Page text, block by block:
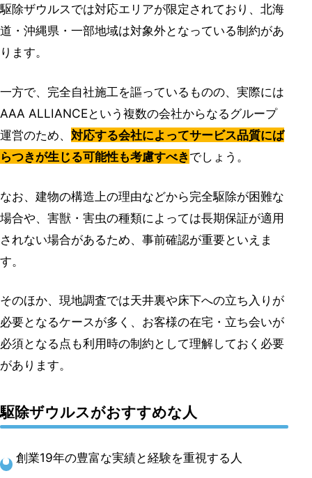
駆除ザウルスでは対応エリアが限定されており、北海
道・沖縄県・一部地域は対象外となっている制約があ
ります。
一方で、完全自社施工を謳っているものの、実際には
AAA ALLIANCEという複数の会社からなるグループ
運営のため、 対応する会社によってサービス品質にば
らつきが生じる可能性も考慮すべきでしょう。
なお、建物の構造上の理由などから完全駆除が困難な
場合や、害獣・害虫の種類によっては長期保証が適用
されない場合があるため、事前確認が重要といえま
す。
そのほか、現地調査では天井裏や床下への立ち入りが
必要となるケースが多く、お客様の在宅・立ち会いが
必須となる点も利用時の制約として理解しておく必要
があります。
駆除ザウルスがおすすめな人
創業19年の豊富な実績と経験を重視する人